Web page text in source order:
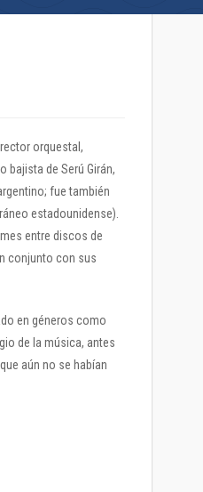
orquestal,
bajista de Serú Girán,
fue también
estadounidense).
entre discos de
conjunto con sus
en géneros como
de la música, antes
aún no se habían